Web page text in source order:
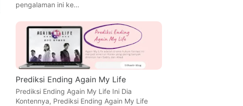
pengalaman ini ke…
Prediksi Ending Again My Life
Prediksi Ending Again My Life Ini Dia
Kontennya, Prediksi Ending Again My Life